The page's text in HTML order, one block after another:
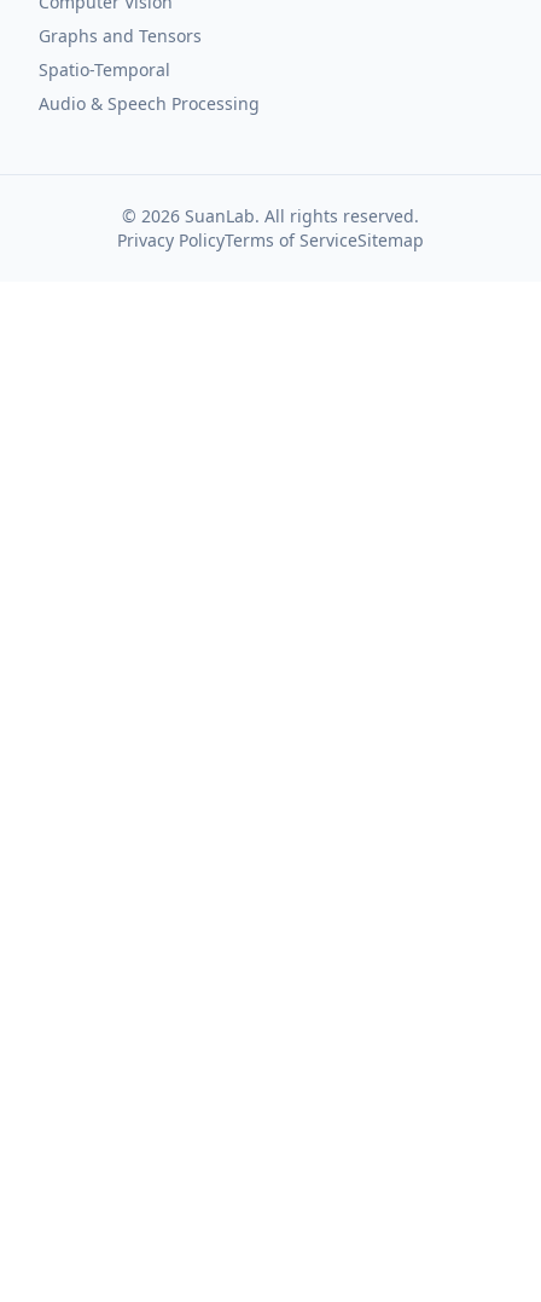
Graphs and Tensors
Spatio-Temporal
Audio & Speech Processing
© 2026 SuanLab. All rights reserved.
Privacy PolicyTerms of ServiceSitemap